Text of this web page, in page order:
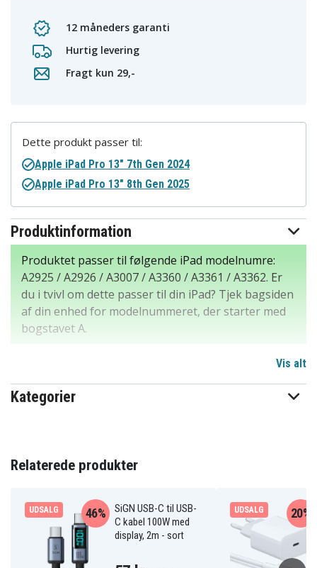
12 måneders garanti
Hurtig levering
Fragt kun 29,-
Produktinformation
Produktet passer til følgende iPad modelnumre:
A2925 / A2926 / A3007 / A3360 / A3361 / A3362. Er
du i tvivl om dette passer til din iPad? Tjek bagsiden
af din enhed for modelnummeret, der starter med
bogstavet A.
Tech-Protect SmartCover Pen er et let og slidstærkt
beskyttelsesetui designet til at beskytte din enhed fra
alle sider. Fremstillet af mat silikonemateriale har det
frontcover beskytter skærmen og understøtter
at forlænge batteritiden ved daglig brug. Frontcoveret
kan også foldes til et praktisk stativ for mere
komfortabel visning, skrivning eller browsing.
Derudover har etuiet et dedikeret rum til styluspen for
Vis alt
Kategorier
Dette produkt passer til:
Apple iPad Pro 13" 7th Gen 2024
Apple iPad Pro 13" 8th Gen 2025
Relaterede produkter
UDSALG
SiGN USB-C til USB-
C kabel 100W med
display, 2m - sort
46% UDSALG 20%